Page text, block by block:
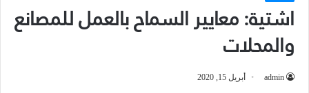
اشتية: معايير السماح بالعمل للمصانع
والمحلات
admin أبريل 15, 2020